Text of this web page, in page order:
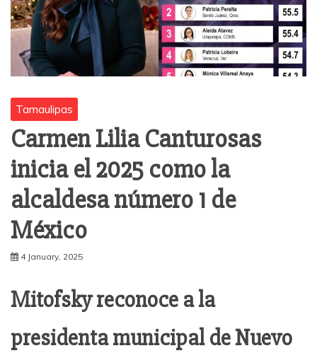
Tamaulipas
Carmen Lilia Canturosas
inicia el 2025 como la
alcaldesa número 1 de
México
4 January, 2025
Mitofsky reconoce a la
presidenta municipal de Nuevo